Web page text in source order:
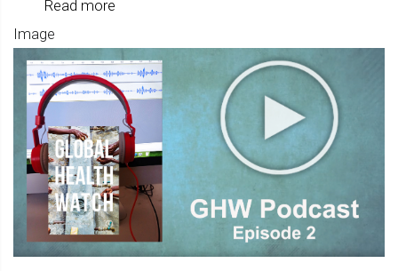
من
جنوب
الكرة
الأرضية
Read more
GHW
الحلقة
2:
نموذج
التنمية
حياكة
Image